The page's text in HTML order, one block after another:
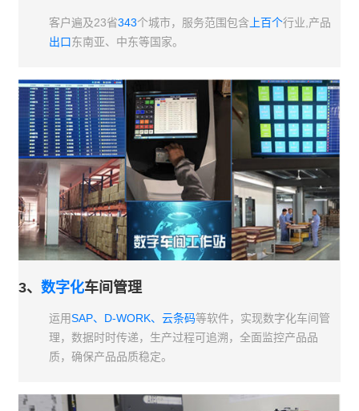
客户遍及23省343个城市，服务范围包含 上百个行业,产品
出口东南亚、中东等国家。
3、数字化车间管理
运用SAP、D-WORK、云条码等软件，实现数字化车间管
理，数据时时传递，生产过程可追溯，全面监控产品品
质，确保产品品质稳定。